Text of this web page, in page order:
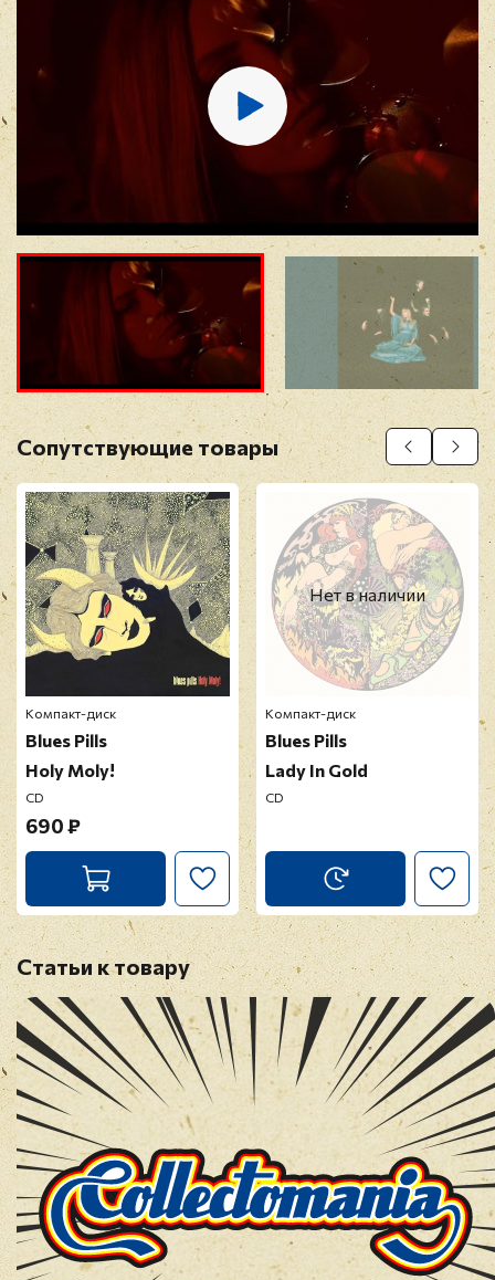
Прикрепить фото
Оставить отзыв
Перед публикацией отзывы проходят
модерацию
Сопутствующие товары
Компакт-диск
Blues Pills
Holy Moly!
CD
690 ₽
Нет в наличии
Компакт-диск
Blues Pills
Lady In Gold
CD
Статьи к товару